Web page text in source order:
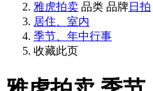
雅虎拍卖 品类 品牌日拍
居住、室内
季节、年中行事
收藏此页